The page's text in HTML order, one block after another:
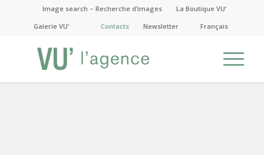
Image search – Recherche d’images
La Boutique VU’
Galerie VU’
Contacts Newsletter Français